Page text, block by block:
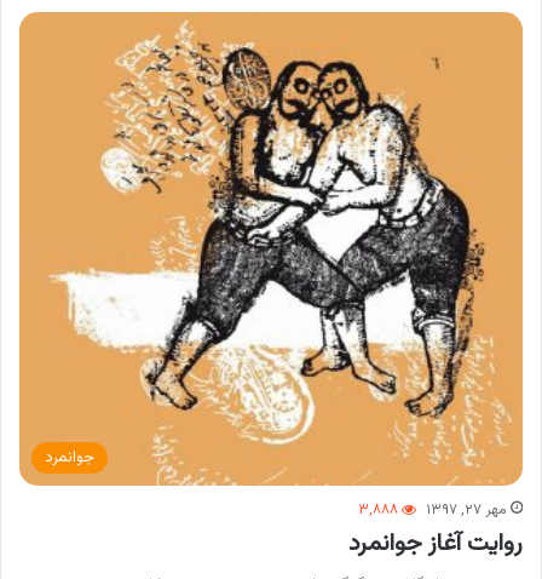
جوانمرد
مهر ۲۷, ۱۳۹۷ ۳,۸۸۸
روایت آغاز جوانمرد